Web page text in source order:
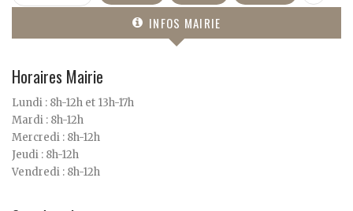
INFOS MAIRIE
Horaires Mairie
Lundi : 8h-12h et 13h-17h
Mardi : 8h-12h
Mercredi : 8h-12h
Jeudi : 8h-12h
Vendredi : 8h-12h